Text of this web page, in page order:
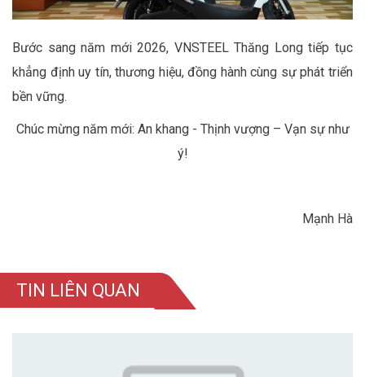
Bước sang năm mới 2026, VNSTEEL Thăng Long tiếp tục
khẳng định uy tín, thương hiệu, đồng hành cùng sự phát triển
bền vững.
Chúc mừng năm mới: An khang - Thịnh vượng – Vạn sự như
ý!
Mạnh Hà
TIN LIÊN QUAN